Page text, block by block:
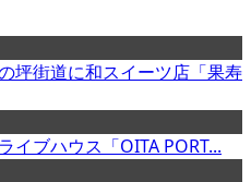
坪街道に和スイーツ店「果寿
イブハウス「OITA PORT...